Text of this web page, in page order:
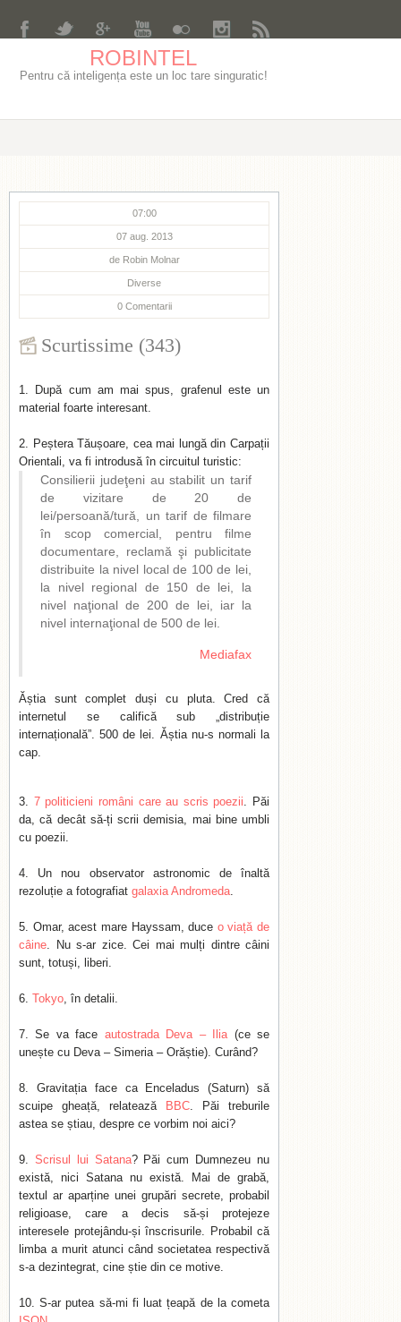
ROBINTEL
Pentru că inteligența este un loc tare singuratic!
07:00
07 aug. 2013
de Robin Molnar
Diverse
0 Comentarii
Scurtissime (343)
După cum am mai spus, grafenul este un
material foarte interesant.
Peștera Tăușoare, cea mai lungă din Carpații
Orientali, va fi introdusă în circuitul turistic:
Consilierii judeţeni au stabilit un tarif
de vizitare de 20 de
lei/persoană/tură, un tarif de filmare
în scop comercial, pentru filme
documentare, reclamă şi publicitate
distribuite la nivel local de 100 de lei,
la nivel regional de 150 de lei, la
nivel naţional de 200 de lei, iar la
nivel internaţional de 500 de lei.
Mediafax
Ăștia sunt complet duși cu pluta. Cred că
internetul se califică sub „distribuție
internațională”. 500 de lei. Ăștia nu-s normali la
cap.
7 politicieni români care au scris poezii. Păi
da, că decât să-ți scrii demisia, mai bine umbli
cu poezii.
Un nou observator astronomic de înaltă
rezoluție a fotografiat galaxia Andromeda.
Omar, acest mare Hayssam, duce o viață de
câine. Nu s-ar zice. Cei mai mulți dintre câini
sunt, totuși, liberi.
Tokyo, în detalii.
Se va face autostrada Deva – Ilia(ce se
unește cu Deva – Simeria – Orăștie). Curând?
Gravitația face ca Enceladus (Saturn) să
scuipe gheață, relatează
BBC. Păi treburile
astea se știau, despre ce vorbim noi aici?
Scrisul lui Satana? Păi cum Dumnezeu nu
există, nici Satana nu există. Mai de grabă,
textul ar aparține unei grupări secrete, probabil
religioase, care a decis să-și protejeze
interesele protejându-și înscrisurile. Probabil că
limba a murit atunci când societatea respectivă
s-a dezintegrat, cine știe din ce motive.
S-ar putea să-mi fi luat țeapă de la cometa